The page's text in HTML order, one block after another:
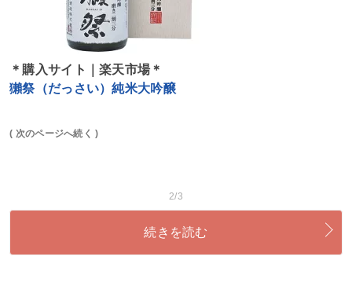
＊購入サイト｜楽天市場＊
獺祭（だっさい）純米大吟醸
( 次のページへ続く )
2/3
続きを読む